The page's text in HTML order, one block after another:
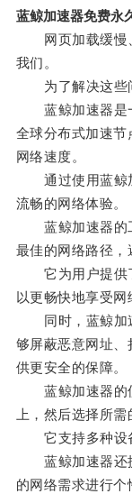
蓝鲸加速器免费永
网页加载缓慢、
我们。
为了解决这些问
蓝鲸加速器是一
全球分布式加速节
网络速度。
通过使用蓝鲸加
流畅的网络体验。
蓝鲸加速器的工
最佳的网络路径，
它为用户提供了
以更畅快地享受网
同时，蓝鲸加速
够屏蔽恶意网址、
供更安全的保障。
蓝鲸加速器的使
上，然后选择所
它支持多种设备
蓝鲸加速器还提
的网络需求进行个